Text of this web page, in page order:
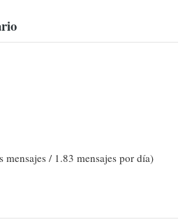
mensajes / 1.83 mensajes por día)